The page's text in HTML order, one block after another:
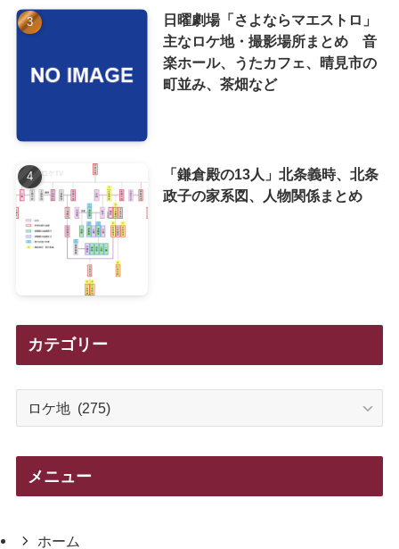
日曜劇場「さよならマエストロ」
主なロケ地・撮影場所まとめ 音
楽ホール、うたカフェ、晴見市の
町並み、茶畑など
「鎌倉殿の13人」北条義時、北条
政子の家系図、人物関係まとめ
カテゴリー
メニュー
ホーム